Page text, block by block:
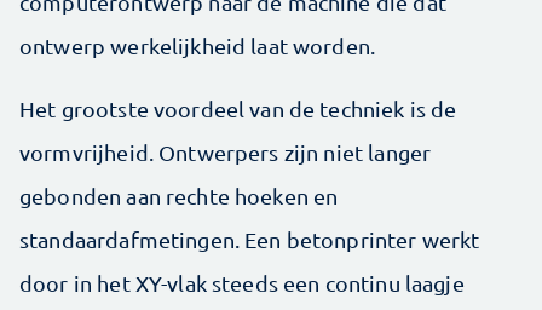
ontwerp werkelijkheid laat worden.
Het grootste voordeel van de techniek is de
vormvrijheid. Ontwerpers zijn niet langer
gebonden aan rechte hoeken en
standaardafmetingen. Een betonprinter werkt
door in het XY-vlak steeds een continu laagje